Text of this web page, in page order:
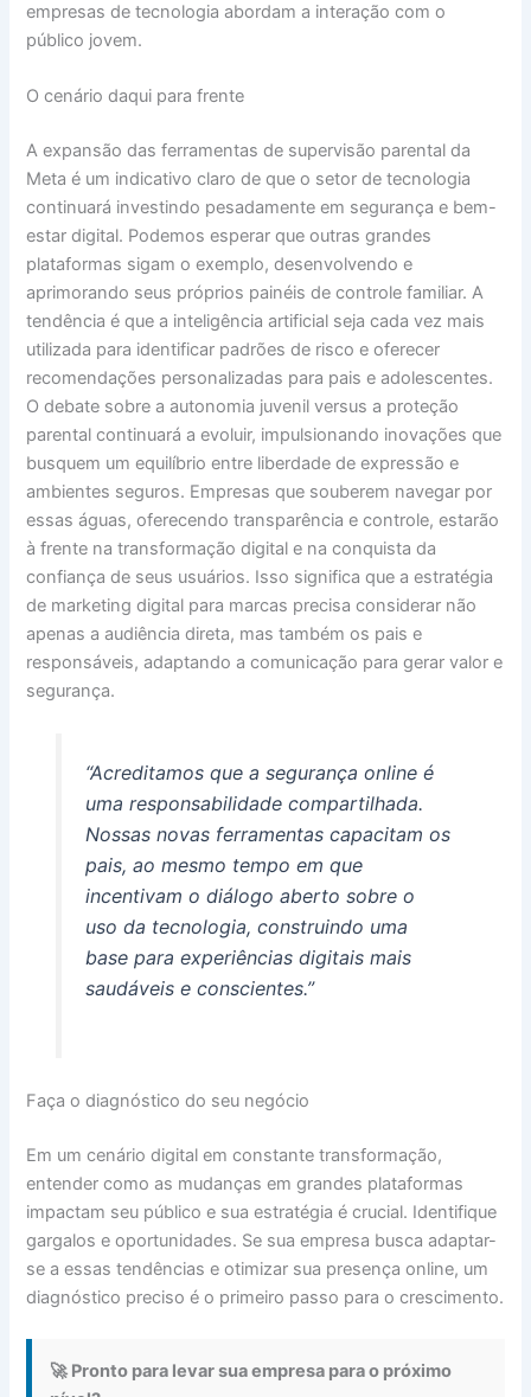
empresas de tecnologia abordam a interação com o
público jovem.
O cenário daqui para frente
A expansão das ferramentas de supervisão parental da
Meta é um indicativo claro de que o setor de tecnologia
continuará investindo pesadamente em segurança e bem-
estar digital. Podemos esperar que outras grandes
plataformas sigam o exemplo, desenvolvendo e
aprimorando seus próprios painéis de controle familiar. A
tendência é que a inteligência artificial seja cada vez mais
utilizada para identificar padrões de risco e oferecer
recomendações personalizadas para pais e adolescentes.
O debate sobre a autonomia juvenil versus a proteção
parental continuará a evoluir, impulsionando inovações que
busquem um equilíbrio entre liberdade de expressão e
ambientes seguros. Empresas que souberem navegar por
essas águas, oferecendo transparência e controle, estarão
à frente na transformação digital e na conquista da
confiança de seus usuários. Isso significa que a estratégia
de marketing digital para marcas precisa considerar não
apenas a audiência direta, mas também os pais e
responsáveis, adaptando a comunicação para gerar valor e
segurança.
“Acreditamos que a segurança online é
uma responsabilidade compartilhada.
Nossas novas ferramentas capacitam os
pais, ao mesmo tempo em que
incentivam o diálogo aberto sobre o
uso da tecnologia, construindo uma
base para experiências digitais mais
saudáveis e conscientes.”
Faça o diagnóstico do seu negócio
Em um cenário digital em constante transformação,
entender como as mudanças em grandes plataformas
impactam seu público e sua estratégia é crucial. Identifique
gargalos e oportunidades. Se sua empresa busca adaptar-
se a essas tendências e otimizar sua presença online, um
diagnóstico preciso é o primeiro passo para o crescimento.
🚀 Pronto para levar sua empresa para o próximo